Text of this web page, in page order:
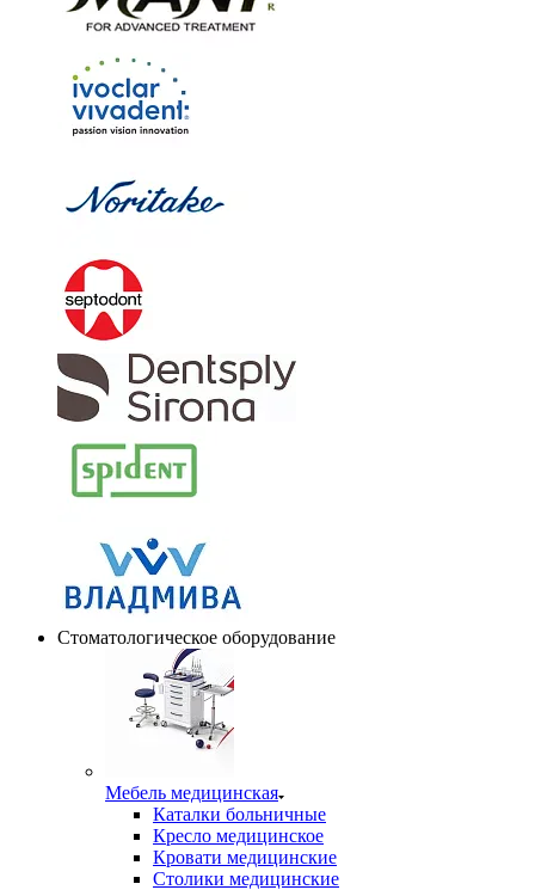
Стоматологическое оборудование
Мебель медицинская
Каталки больничные
Кресло медицинское
Кровати медицинские
Столики медицинские